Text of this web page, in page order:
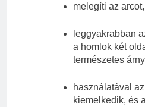
melegíti az
leggyakrabban
a homlok két
természetes
használatával
kiemelkedik, és